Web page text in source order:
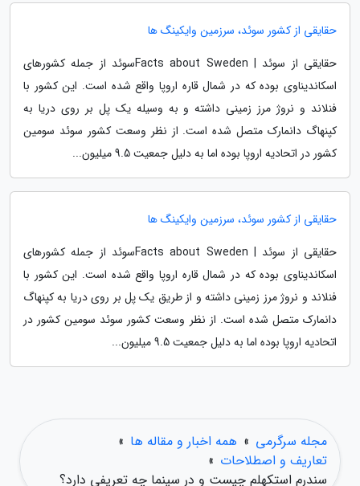
حقایقی از کشور سوئد، سرزمین وایکینگ ها
حقایقی از سوئد | Facts about Swedenسوئد از جمله کشورهای
اسکاندیناوی بوده که در شمال قاره اروپا واقع شده است. این کشور با
فنلاند و نروژ مرز زمینی داشته و به وسیله یک پل بر روی دریا به
کپنهاگ دانمارک متصل شده است. از نظر وسعت کشور سوئد سومین
کشور در اتحادیه اروپا بوده اما به دلیل جمعیت 9.5 میلیون...
حقایقی از کشور سوئد، سرزمین وایکینگ ها
حقایقی از سوئد | Facts about Swedenسوئد از جمله کشورهای
اسکاندیناوی بوده که در شمال قاره اروپا واقع شده است. این کشور با
فنلاند و نروژ مرز زمینی داشته و از طریق یک پل بر روی دریا به کپنهاگ
دانمارک متصل شده است. از نظر وسعت کشور سوئد سومین کشور در
اتحادیه اروپا بوده اما به دلیل جمعیت 9.5 میلیون...
مجله سرگرمی » همه اخبار و مقاله ها »
تعاریف و اصطلاحات »
سندرم استکهلم چیست و در سینما چه تعریفی دارد؟